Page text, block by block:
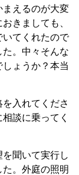
えるのが大変
きましても、
いてくれたので
。中々そんな
ょうか？本当
入れてくださ
談に乗ってく
聞いて実行し
。外庭の照明